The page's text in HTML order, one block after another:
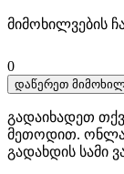
მიმოხილვების
0
დაწერეთ
გადაიხადეთ
მეთოდით.
გადახდის სამი